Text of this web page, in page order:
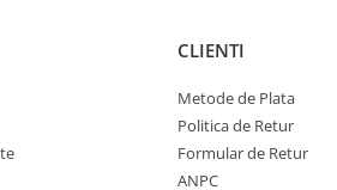
CLIENTI
Metode de Plata
Politica de Retur
Formular de Retur
ANPC